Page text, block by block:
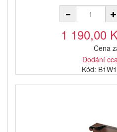
1 190,00
Cena
Dodání
Kód: